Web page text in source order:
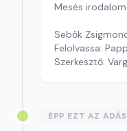
Mesés irodalom
Sebők
Felolvassa:
Szerkesztő:
ÉPP EZT AZ